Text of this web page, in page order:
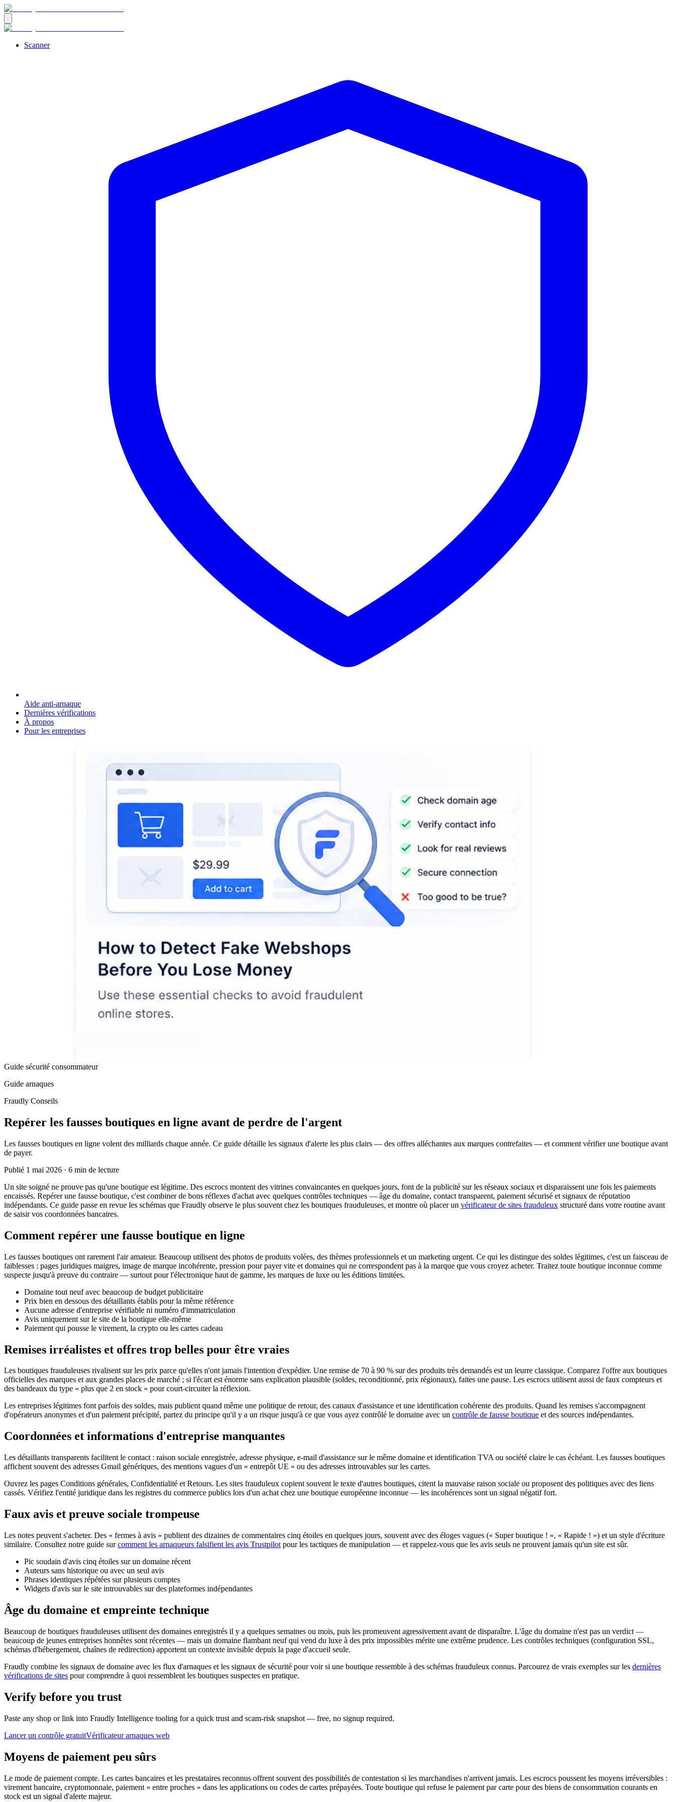
Scanner
Aide anti-arnaque
Dernières vérifications
À propos
Pour les entreprises
Guide sécurité consommateur
Guide arnaques
Fraudly Conseils
Repérer les fausses boutiques en ligne avant de perdre de l'argent
Les fausses boutiques en ligne volent des milliards chaque année. Ce guide détaille les signaux d'alerte les plus clairs — des offres alléchantes aux marques contrefaites — et comment vérifier une boutique avant
de payer.
Publié 1 mai 2026 · 6 min de lecture
Un site soigné ne prouve pas qu'une boutique est légitime. Des escrocs montent des vitrines convaincantes en quelques jours, font de la publicité sur les réseaux sociaux et disparaissent une fois les paiements
encaissés. Repérer une fausse boutique, c'est combiner de bons réflexes d'achat avec quelques contrôles techniques — âge du domaine, contact transparent, paiement sécurisé et signaux de réputation
indépendants. Ce guide passe en revue les schémas que Fraudly observe le plus souvent chez les boutiques frauduleuses, et montre où placer un vérificateur de sites frauduleux structuré dans votre routine avant
de saisir vos coordonnées bancaires.
Comment repérer une fausse boutique en ligne
Les fausses boutiques ont rarement l'air amateur. Beaucoup utilisent des photos de produits volées, des thèmes professionnels et un marketing urgent. Ce qui les distingue des soldes légitimes, c'est un faisceau de
faiblesses : pages juridiques maigres, image de marque incohérente, pression pour payer vite et domaines qui ne correspondent pas à la marque que vous croyez acheter. Traitez toute boutique inconnue comme
suspecte jusqu'à preuve du contraire — surtout pour l'électronique haut de gamme, les marques de luxe ou les éditions limitées.
Domaine tout neuf avec beaucoup de budget publicitaire
Prix bien en dessous des détaillants établis pour la même référence
Aucune adresse d'entreprise vérifiable ni numéro d'immatriculation
Avis uniquement sur le site de la boutique elle-même
Paiement qui pousse le virement, la crypto ou les cartes cadeau
Remises irréalistes et offres trop belles pour être vraies
Les boutiques frauduleuses rivalisent sur les prix parce qu'elles n'ont jamais l'intention d'expédier. Une remise de 70 à 90 % sur des produits très demandés est un leurre classique. Comparez l'offre aux boutiques
officielles des marques et aux grandes places de marché ; si l'écart est énorme sans explication plausible (soldes, reconditionné, prix régionaux), faites une pause. Les escrocs utilisent aussi de faux compteurs et
des bandeaux du type « plus que 2 en stock » pour court-circuiter la réflexion.
Les entreprises légitimes font parfois des soldes, mais publient quand même une politique de retour, des canaux d'assistance et une identification cohérente des produits. Quand les remises s'accompagnent
d'opérateurs anonymes et d'un paiement précipité, partez du principe qu'il y a un risque jusqu'à ce que vous ayez contrôlé le domaine avec un contrôle de fausse boutique et des sources indépendantes.
Coordonnées et informations d'entreprise manquantes
Les détaillants transparents facilitent le contact : raison sociale enregistrée, adresse physique, e-mail d'assistance sur le même domaine et identification TVA ou société claire le cas échéant. Les fausses boutiques
affichent souvent des adresses Gmail génériques, des mentions vagues d'un « entrepôt UE » ou des adresses introuvables sur les cartes.
Ouvrez les pages Conditions générales, Confidentialité et Retours. Les sites frauduleux copient souvent le texte d'autres boutiques, citent la mauvaise raison sociale ou proposent des politiques avec des liens
cassés. Vérifiez l'entité juridique dans les registres du commerce publics lors d'un achat chez une boutique européenne inconnue — les incohérences sont un signal négatif fort.
Faux avis et preuve sociale trompeuse
Les notes peuvent s'acheter. Des « fermes à avis » publient des dizaines de commentaires cinq étoiles en quelques jours, souvent avec des éloges vagues (« Super boutique ! », « Rapide ! ») et un style d'écriture
similaire. Consultez notre guide surcomment les arnaqueurs falsifient les avis Trustpilot pour les tactiques de manipulation — et rappelez-vous que les avis seuls ne prouvent jamais qu'un site est sûr.
Pic soudain d'avis cinq étoiles sur un domaine récent
Auteurs sans historique ou avec un seul avis
Phrases identiques répétées sur plusieurs comptes
Widgets d'avis sur le site introuvables sur des plateformes indépendantes
Âge du domaine et empreinte technique
Beaucoup de boutiques frauduleuses utilisent des domaines enregistrés il y a quelques semaines ou mois, puis les promeuvent agressivement avant de disparaître. L'âge du domaine n'est pas un verdict —
beaucoup de jeunes entreprises honnêtes sont récentes — mais un domaine flambant neuf qui vend du luxe à des prix impossibles mérite une extrême prudence. Les contrôles techniques (configuration SSL,
schémas d'hébergement, chaînes de redirection) apportent un contexte invisible depuis la page d'accueil seule.
Fraudly combine les signaux de domaine avec les flux d'arnaques et les signaux de sécurité pour voir si une boutique ressemble à des schémas frauduleux connus. Parcourez de vrais exemples sur les dernières
vérifications de sites pour comprendre à quoi ressemblent les boutiques suspectes en pratique.
Verify before you trust
Paste any shop or link into Fraudly Intelligence tooling for a quick trust and scam-risk snapshot — free, no signup required.
Lancer un contrôle gratuitVérificateur arnaques web
Moyens de paiement peu sûrs
Le mode de paiement compte. Les cartes bancaires et les prestataires reconnus offrent souvent des possibilités de contestation si les marchandises n'arrivent jamais. Les escrocs poussent les moyens irréversibles :
virement bancaire, cryptomonnaie, paiement « entre proches » dans les applications ou codes de cartes prépayées. Toute boutique qui refuse le paiement par carte pour des biens de consommation courants en
stock est un signal d'alerte majeur.